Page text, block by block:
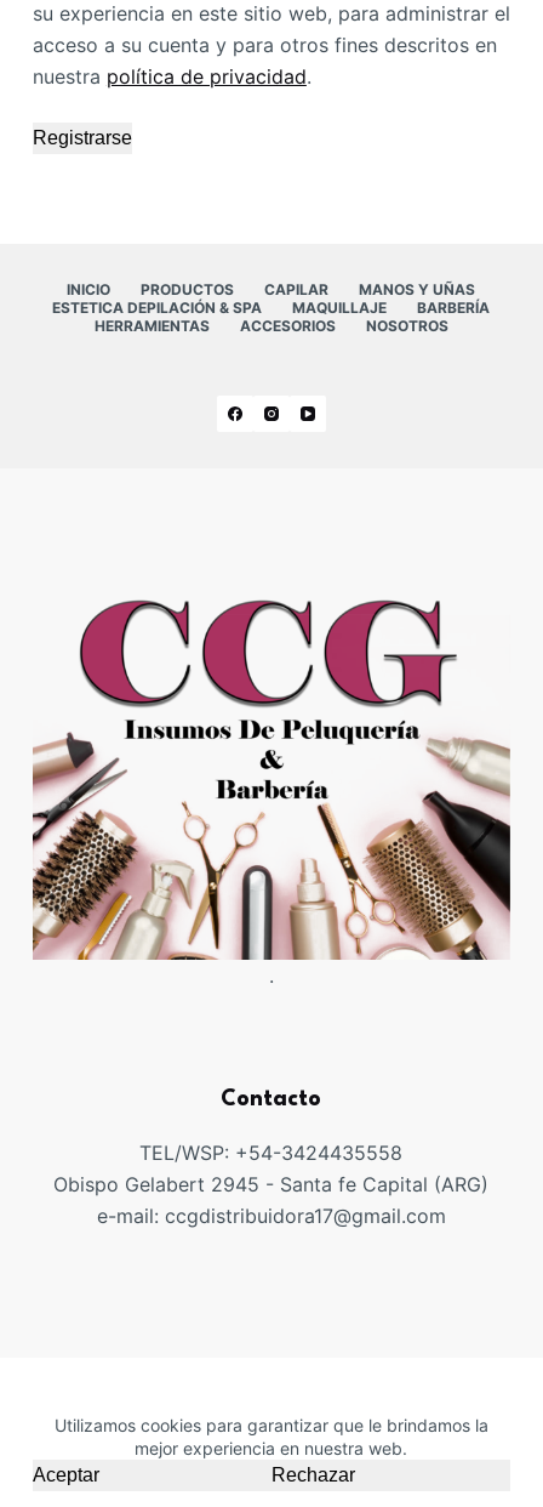
Utilizamos cookies para garantizar que le brindamos la
mejor experiencia en nuestra web.
Aceptar
Rechazar
su experiencia en este sitio web, para administrar el
acceso a su cuenta y para otros fines descritos en
nuestra política de privacidad.
Registrarse
INICIO PRODUCTOS CAPILAR
MANOS Y UÑAS
ESTETICA DEPILACIÓN & SPA
MAQUILLAJE
BARBERÍA
HERRAMIENTAS
ACCESORIOS NOSOTROS
.
Contacto
TEL/WSP: +54-3424435558
Obispo Gelabert 2945 - Santa fe Capital (ARG)
e-mail: ccgdistribuidora17@gmail.com